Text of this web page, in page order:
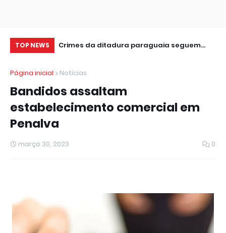
TOP NEWS
Crimes da ditadura paraguaia seguem
Página inicial
Notícias
Bandidos assaltam
estabelecimento comercial em
Penalva
março 30, 2023 0